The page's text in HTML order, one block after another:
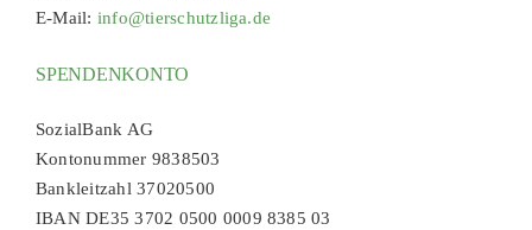
E-Mail: info@tierschutzliga.de
SPENDENKONTO
SozialBank AG
Kontonummer 9838503
Bankleitzahl 37020500
IBAN DE35 3702 0500 0009 8385 03